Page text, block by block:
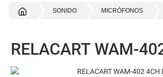
SONIDO MICRÓFONOS
RELACART WAM-